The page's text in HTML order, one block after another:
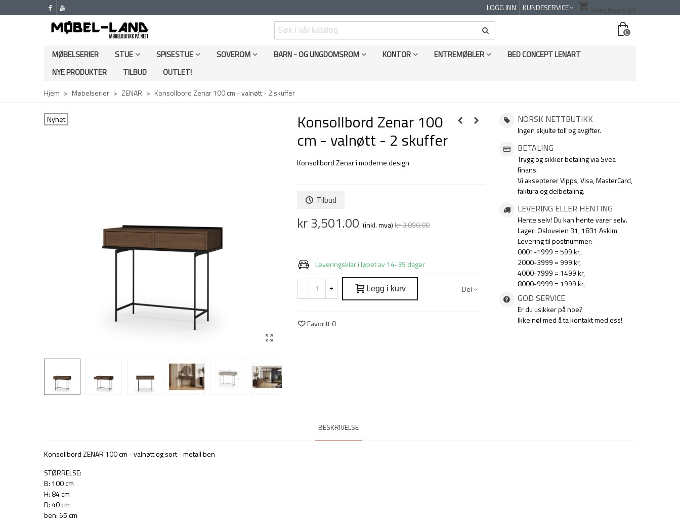
LOGG INN KUNDESERVICE shopping_cart Handlekurv (0)
0
MØBELSERIER STUE SPISESTUE SOVEROM BARN - OG UNGDOMSROM KONTOR ENTREMØBLER
BED CONCEPT LENART
NYE PRODUKTER
TILBUD OUTLET!
Hjem > Møbelserier > ZENAR > Konsollbord Zenar 100 cm - valnøtt - 2 skuffer
Nyhet Konsollbord Zenar 100
cm - valnøtt - 2 skuffer
Konsollbord Zenar i moderne design
Tilbud
kr 3,501.00 (inkl. mva)kr 3,890.00
Leveringsklar i løpet av 14-35 dager
- + Legg i kurv Del
Favoritt 0
NORSK NETTBUTIKK
Ingen skjulte toll og avgifter.
BETALING
Trygg og sikker betaling via Svea
finans.
Vi aksepterer Vipps, Visa, MasterCard,
faktura og delbetaling.
LEVERING ELLER HENTING
Hente selv! Du kan hente varer selv.
Lager: Osloveien 31, 1831 Askim
Levering til postnummer:
0001-1999 = 599 kr,
2000-3999 = 999 kr,
4000-7999 = 1499 kr,
8000-9999 = 1999 kr,
GOD SERVICE
Er du usikker på noe?
Ikke nøl med å ta kontakt med oss!
BESKRIVELSE
Konsollbord ZENAR 100 cm - valnøtt og sort - metall ben
STØRRELSE:
B: 100 cm
H: 84 cm
D: 40 cm
ben: 65 cm